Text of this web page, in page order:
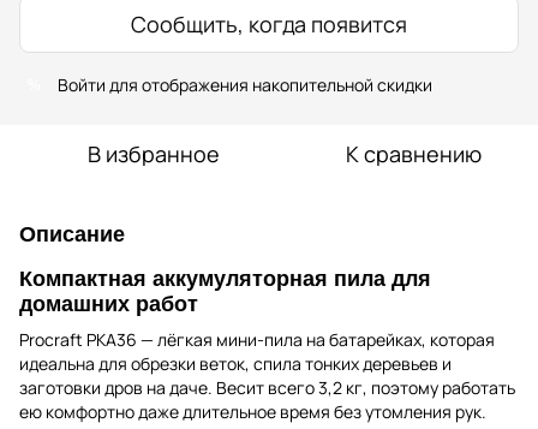
Сообщить, когда появится
Войти для отображения накопительной скидки
В избранное К сравнению
Описание
Компактная аккумуляторная пила для
домашних работ
Procraft PKA36 — лёгкая мини-пила на батарейках, которая
идеальна для обрезки веток, спила тонких деревьев и
заготовки дров на даче. Весит всего 3,2 кг, поэтому работать
ею комфортно даже длительное время без утомления рук.